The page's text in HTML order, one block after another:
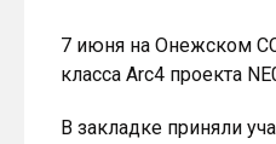
7 июня на Онежском
класса Arc4 проекта
В закладке приняли